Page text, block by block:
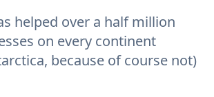
helped over a half million
on every continent
because of course not)